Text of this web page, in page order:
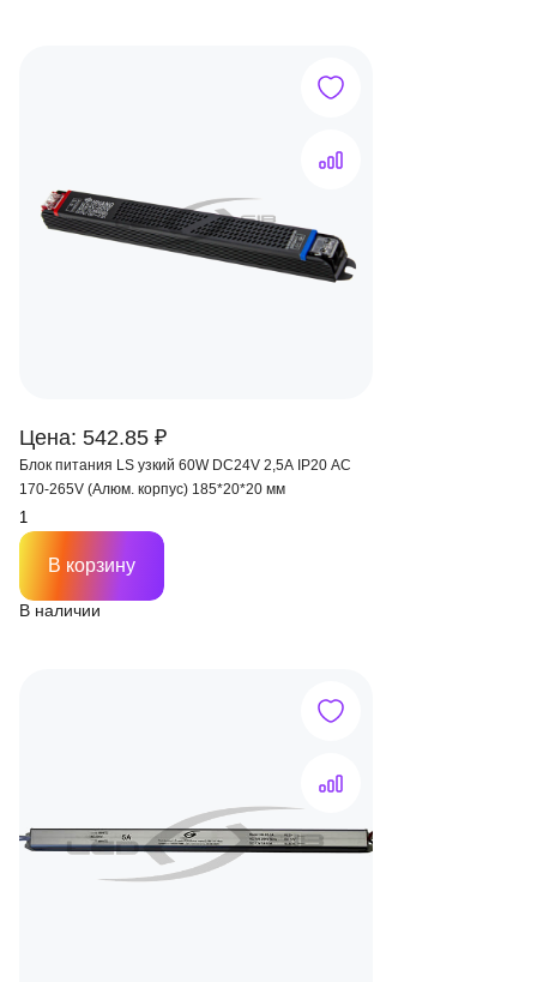
Цена: 542.85 ₽
Блок питания LS узкий 60W DC24V 2,5A IP20 AC
170-265V (Алюм. корпус) 185*20*20 мм
В наличии
В корзину